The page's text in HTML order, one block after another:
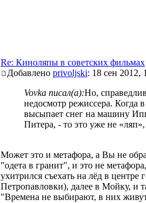
Re: Киноляпы в советских фильмах
Добавлено privoljski: 18 сен 2012,
Vovka писал(а):Но,
недосмотр режиссера. Когда
высыпает снег на машину
Питера, - то это уже не
Может это и метафора, а Вы не
"одета в гранит", и это не
ухитрился съехать на лёд в
Петропавловки), далее в Мойку, и
"Времена не выбирают, в них